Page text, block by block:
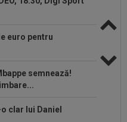
euro pentru
semnează!
clar lui Daniel